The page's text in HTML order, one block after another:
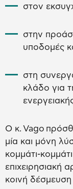
στον
στην
υποδομές
στη
κλάδο για
Ο κ. Vago
μία και μόνη
κομμάτι-
επιχειρησιακή
κοινή